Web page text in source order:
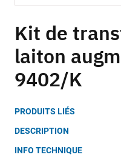
to
the
beginning
of
the
gallery
Kit de
laiton
9402/K
PRODUITS LIÉS
DESCRIPTION
INFO TECHNIQUE